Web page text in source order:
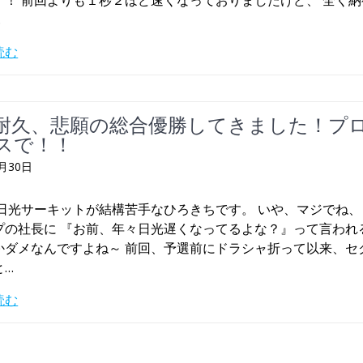
む
久、悲願の総合優勝してきました！プ
で！！
30日
光サーキットが結構苦手なひろきちです。 いや、マジでね
の社長に 『お前、年々日光遅くなってるよな？』って言われ
ダメなんですよね～ 前回、予選前にドラシャ折って以来、セ
…
む